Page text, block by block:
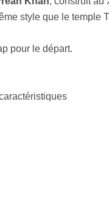
style que le temple
pour le départ.